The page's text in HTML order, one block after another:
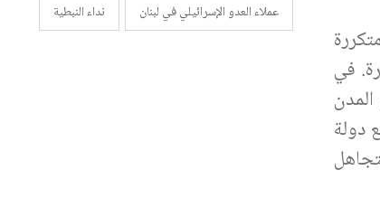
في
دولة
عملاء العدو الإسرائيلي في لبنان
نداء النبطية